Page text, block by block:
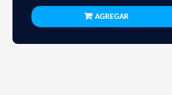
AGREGAR